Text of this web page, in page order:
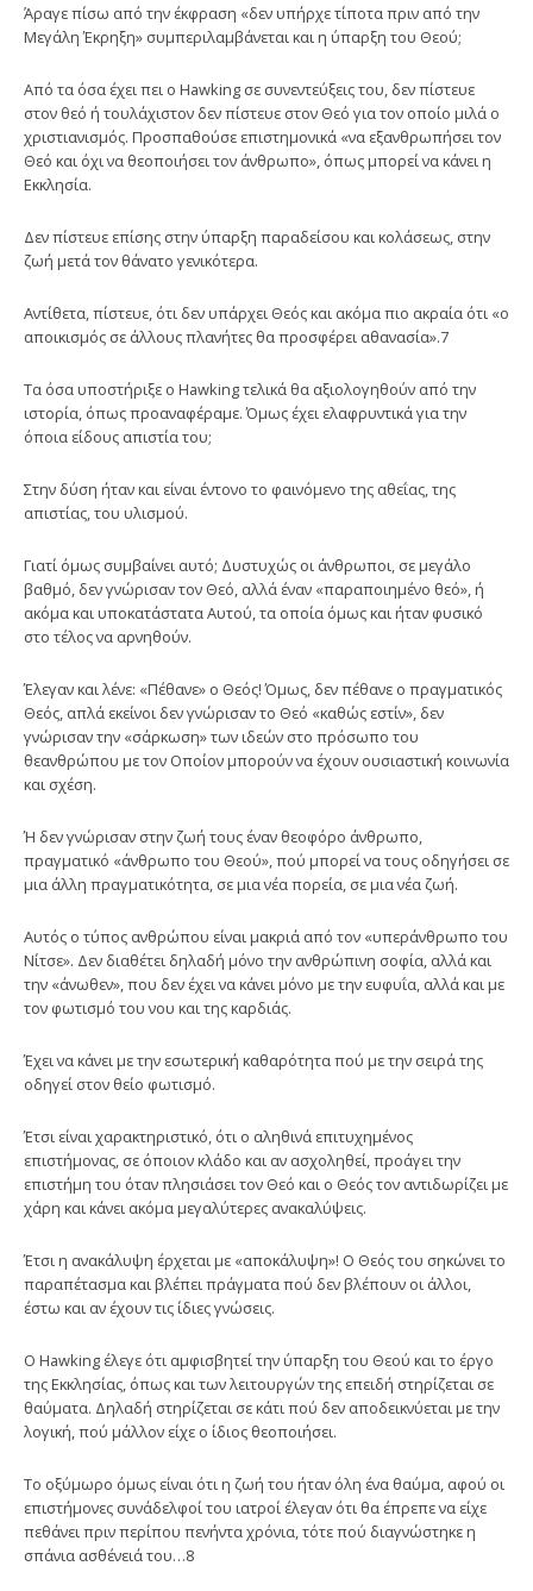
Άραγε πίσω από την έκφραση «δεν υπήρχε τίποτα πριν από την
Μεγάλη Έκρηξη» συμπεριλαμβάνεται και η ύπαρξη του Θεού;
Από τα όσα έχει πει ο Hawking σε συνεντεύξεις του, δεν πίστευε
στον θεό ή τουλάχιστον δεν πίστευε στον Θεό για τον οποίο μιλά ο
χριστιανισμός. Προσπαθούσε επιστημονικά «να εξανθρωπήσει τον
Θεό και όχι να θεοποιήσει τον άνθρωπο», όπως μπορεί να κάνει η
Εκκλησία.
Δεν πίστευε επίσης στην ύπαρξη παραδείσου και κολάσεως, στην
ζωή μετά τον θάνατο γενικότερα.
Αντίθετα, πίστευε, ότι δεν υπάρχει Θεός και ακόμα πιο ακραία ότι «ο
αποικισμός σε άλλους πλανήτες θα προσφέρει αθανασία».7
Τα όσα υποστήριξε ο Hawking τελικά θα αξιολογηθούν από την
ιστορία, όπως προαναφέραμε. Όμως έχει ελαφρυντικά για την
όποια είδους απιστία του;
Στην δύση ήταν και είναι έντονο το φαινόμενο της αθεΐας, της
απιστίας, του υλισμού.
Γιατί όμως συμβαίνει αυτό; Δυστυχώς οι άνθρωποι, σε μεγάλο
βαθμό, δεν γνώρισαν τον Θεό, αλλά έναν «παραποιημένο θεό», ή
ακόμα και υποκατάστατα Αυτού, τα οποία όμως και ήταν φυσικό
στο τέλος να αρνηθούν.
Έλεγαν και λένε: «Πέθανε» ο Θεός! Όμως, δεν πέθανε ο πραγματικός
Θεός, απλά εκείνοι δεν γνώρισαν το Θεό «καθώς εστίν», δεν
γνώρισαν την «σάρκωση» των ιδεών στο πρόσωπο του
θεανθρώπου με τον Οποίον μπορούν να έχουν ουσιαστική κοινωνία
και σχέση.
Ή δεν γνώρισαν στην ζωή τους έναν θεοφόρο άνθρωπο,
πραγματικό «άνθρωπο του Θεού», πού μπορεί να τους οδηγήσει σε
μια άλλη πραγματικότητα, σε μια νέα πορεία, σε μια νέα ζωή.
Αυτός ο τύπος ανθρώπου είναι μακριά από τον «υπεράνθρωπο του
Νίτσε». Δεν διαθέτει δηλαδή μόνο την ανθρώπινη σοφία, αλλά και
την «άνωθεν», που δεν έχει να κάνει μόνο με την ευφυΐα, αλλά και με
τον φωτισμό του νου και της καρδιάς.
Έχει να κάνει με την εσωτερική καθαρότητα πού με την σειρά της
οδηγεί στον θείο φωτισμό.
Έτσι είναι χαρακτηριστικό, ότι ο αληθινά επιτυχημένος
επιστήμονας, σε όποιον κλάδο και αν ασχοληθεί, προάγει την
επιστήμη του όταν πλησιάσει τον Θεό και ο Θεός τον αντιδωρίζει με
χάρη και κάνει ακόμα μεγαλύτερες ανακαλύψεις.
Έτσι η ανακάλυψη έρχεται με «αποκάλυψη»! Ο Θεός του σηκώνει το
παραπέτασμα και βλέπει πράγματα πού δεν βλέπουν οι άλλοι,
έστω και αν έχουν τις ίδιες γνώσεις.
Ο Hawking έλεγε ότι αμφισβητεί την ύπαρξη του Θεού και το έργο
της Εκκλησίας, όπως και των λειτουργών της επειδή στηρίζεται σε
θαύματα. Δηλαδή στηρίζεται σε κάτι πού δεν αποδεικνύεται με την
λογική, πού μάλλον είχε ο ίδιος θεοποιήσει.
Το οξύμωρο όμως είναι ότι η ζωή του ήταν όλη ένα θαύμα, αφού οι
επιστήμονες συνάδελφοί του ιατροί έλεγαν ότι θα έπρεπε να είχε
πεθάνει πριν περίπου πενήντα χρόνια, τότε πού διαγνώστηκε η
σπάνια ασθένειά του…8